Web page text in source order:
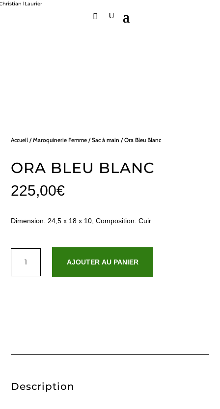
Accueil /Maroquinerie Femme /Sac à main / Ora Bleu Blanc
ORA BLEU BLANC
225,00€
Dimension: 24,5 x 18 x 10, Composition: Cuir
AJOUTER AU PANIER
Description